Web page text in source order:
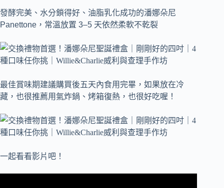
發酵完美、水分鎖得好、油脂乳化成功的潘娜朵尼
Panettone，常溫放置 3–5 天依然柔軟不乾裂
最佳賞味期建議購買後五天內食用完畢，如果放在冷
藏，也很推薦用氣炸鍋、烤箱復熱，也很好吃喔！
一起看看影片吧！